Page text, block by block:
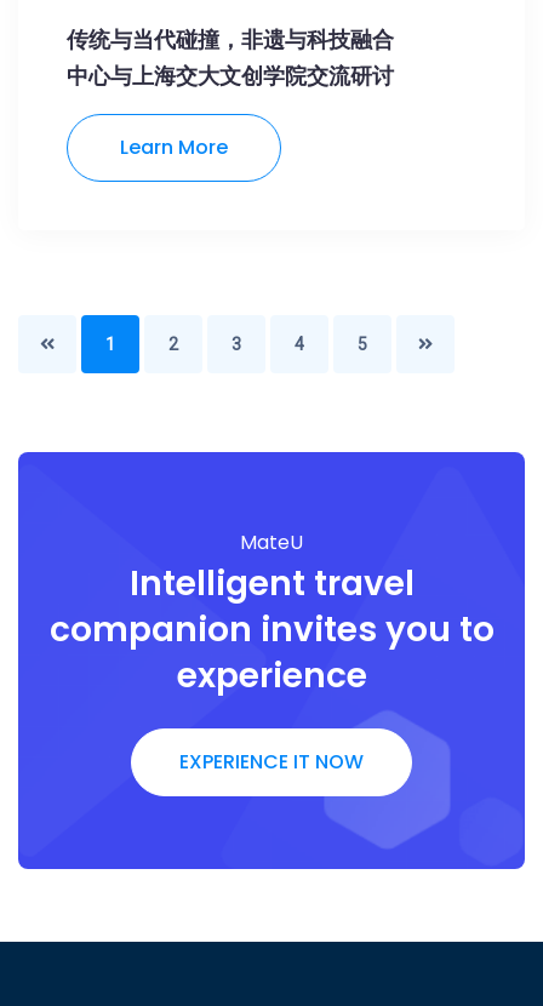
传统与当代碰撞，非遗与科技融合
中心与上海交大文创学院交流研讨
1 2 3 4 5
MateU
Intelligent travel
companion invites you to
experience
EXPERIENCE IT NOW